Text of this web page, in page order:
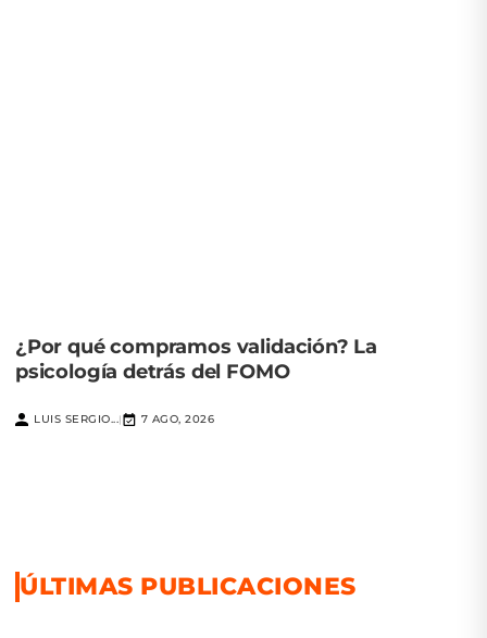
¿Por qué compramos validación? La
psicología detrás del FOMO
LUIS SERGIO...| 7 AGO, 2026
ÚLTIMAS PUBLICACIONES